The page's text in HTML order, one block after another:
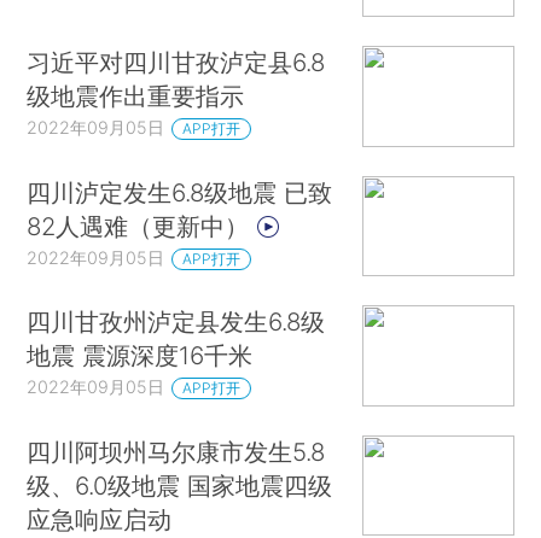
习近平对四川甘孜泸定县6.8
级地震作出重要指示
2022年09月05日 APP打开
四川泸定发生6.8级地震 已致
82人遇难（更新中）
2022年09月05日 APP打开
四川甘孜州泸定县发生6.8级
地震 震源深度16千米
2022年09月05日 APP打开
四川阿坝州马尔康市发生5.8
级、6.0级地震 国家地震四级
应急响应启动